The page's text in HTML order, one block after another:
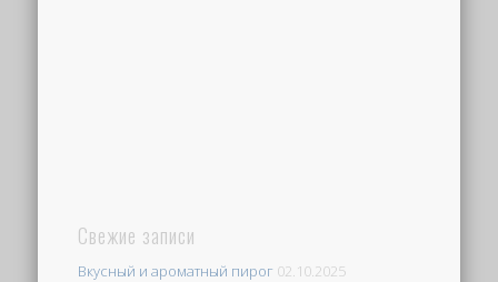
Свежие записи
Вкусный и ароматный пирог 02.10.2025